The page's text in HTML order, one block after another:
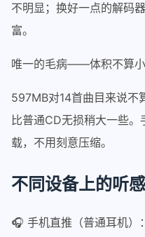
不明显；换好一点的解码
富。
唯一的毛病——体积不算小
597MB对14首曲目来说不
比普通CD无损稍大一些
载，不用刻意压缩。
不同设备上的听
🎧 手机直推（普通耳机）